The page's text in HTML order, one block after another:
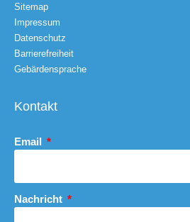
Sitemap
Impressum
Datenschutz
Barrierefreiheit
Gebärdensprache
Kontakt
Email
Nachricht